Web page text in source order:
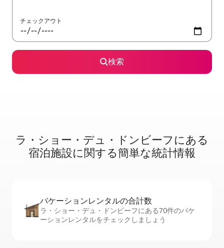
チェックアウト
検索
ラ・ショー・デュ・ドンビーフに⁠あ⁠る
宿⁠泊⁠施⁠設⁠に関⁠す⁠る簡⁠単⁠な統⁠計⁠情⁠報
バケーションレ⁠ン⁠タ⁠ル⁠の合⁠計⁠数
ラ・ショー・デュ・ドンビーフにある70件のバケ
ーションレンタルをチェックしましょう